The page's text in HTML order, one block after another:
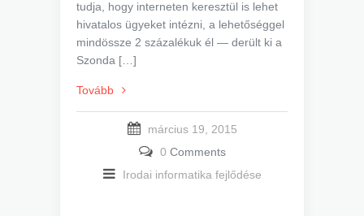
tudja, hogy interneten keresztül is lehet
hivatalos ügyeket intézni, a lehetőséggel
mindössze 2 százalékuk él — derült ki a
Szonda […]
Tovább
március 19, 2015
0 Comments
Irodai informatika fejlődése